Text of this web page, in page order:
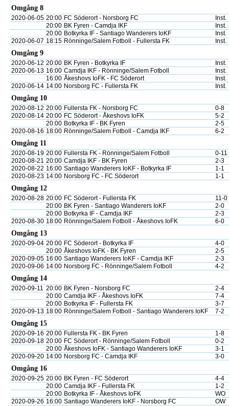
Omgång 8
2020-06-05 20:00 FC Söderort - Norsborg FC
Inst.
20:00 BK Fyren - Camdja IKF
Inst.
20:00 Botkyrka IF - Santiago Wanderers IoKF
Inst.
2020-06-07 18:15 Rönninge/Salem Fotboll - Fullersta FK Inst.
Omgång 9
2020-06-12 20:00 BK Fyren - Botkyrka IF
Inst.
2020-06-13 16:00 Camdja IKF - Rönninge/Salem Fotboll
Inst.
16:00 Åkeshovs IoFK - FC Söderort
Inst.
2020-06-14 14:00 Norsborg FC - Fullersta FK Inst.
Omgång 10
2020-08-12 20:00 Fullersta FK - Norsborg FC
0-8
2020-08-14 20:00 FC Söderort - Åkeshovs IoFK
5-2
20:00 Botkyrka IF - BK Fyren
2-5
2020-08-16 18:00 Rönninge/Salem Fotboll - Camdja IKF 6-2
Omgång 11
2020-08-19 20:00 Fullersta FK - Rönninge/Salem Fotboll
0-11
2020-08-21 20:00 Camdja IKF - BK Fyren
2-3
2020-08-22 16:00 Santiago Wanderers IoKF - Botkyrka IF
1-1
2020-08-23 14:00 Norsborg FC - FC Söderort 1-1
Omgång 12
2020-08-28 20:00 FC Söderort - Fullersta FK
11-0
20:00 BK Fyren - Santiago Wanderers IoKF
2-0
20:00 Botkyrka IF - Camdja IKF
2-3
2020-08-30 18:00 Rönninge/Salem Fotboll - Åkeshovs IoFK 6-0
Omgång 13
2020-09-04 20:00 FC Söderort - Botkyrka IF
4-0
20:00 Åkeshovs IoFK - BK Fyren
2-5
2020-09-05 16:00 Santiago Wanderers IoKF - Camdja IKF
2-3
2020-09-06 14:00 Norsborg FC - Rönninge/Salem Fotboll 4-2
Omgång 14
2020-09-11 20:00 BK Fyren - Norsborg FC
2-4
20:00 Camdja IKF - Åkeshovs IoFK
7-4
20:00 Botkyrka IF - Fullersta FK
3-7
2020-09-13 18:00 Rönninge/Salem Fotboll - Santiago Wanderers IoKF 7-2
Omgång 15
2020-09-16 20:00 Fullersta FK - BK Fyren
1-8
2020-09-18 20:00 FC Söderort - Rönninge/Salem Fotboll
0-2
20:00 Åkeshovs IoFK - Santiago Wanderers IoKF
3-1
2020-09-20 14:00 Norsborg FC - Camdja IKF 3-0
Omgång 16
2020-09-25 20:00 BK Fyren - FC Söderort
4-4
20:00 Camdja IKF - Fullersta FK
1-2
20:00 Botkyrka IF - Åkeshovs IoFK
WO
2020-09-26 16:00 Santiago Wanderers IoKF - Norsborg FC OW